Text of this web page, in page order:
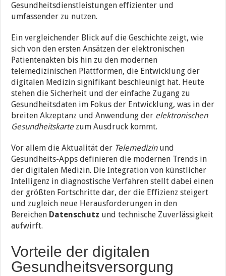
Gesundheitsdienstleistungen effizienter und
umfassender zu nutzen.
Ein vergleichender Blick auf die Geschichte zeigt, wie
sich von den ersten Ansätzen der elektronischen
Patientenakten bis hin zu den modernen
telemedizinischen Plattformen, die Entwicklung der
digitalen Medizin signifikant beschleunigt hat. Heute
stehen die Sicherheit und der einfache Zugang zu
Gesundheitsdaten im Fokus der Entwicklung, was in der
breiten Akzeptanz und Anwendung der elektronischen
Gesundheitskartezum Ausdruck kommt.
Vor allem die Aktualität der Telemedizinund
Gesundheits-Apps definieren die modernen Trends in
der digitalen Medizin. Die Integration von künstlicher
Intelligenz in diagnostische Verfahren stellt dabei einen
der größten Fortschritte dar, der die Effizienz steigert
und zugleich neue Herausforderungen in den
Bereichen Datenschutz und technische Zuverlässigkeit
aufwirft.
Vorteile der digitalen
Gesundheitsversorgung